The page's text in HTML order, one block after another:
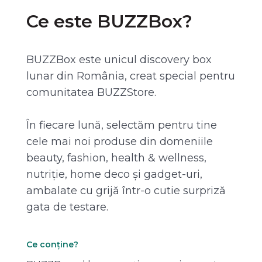
Ce este BUZZBox?
BUZZBox este unicul discovery box
lunar din România, creat special pentru
comunitatea BUZZStore.
În fiecare lună, selectăm pentru tine
cele mai noi produse din domeniile
beauty, fashion, health & wellness,
nutriție, home deco și gadget-uri,
ambalate cu grijă într-o cutie surpriză
gata de testare.
Ce conține?